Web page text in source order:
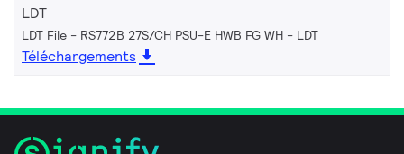
LDT
LDT File - RS772B 27S/CH PSU-E HWB FG WH LDT
Téléchargements